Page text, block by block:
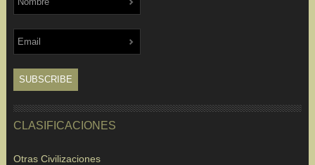
CLASIFICACIONES
Otras Civilizaciones